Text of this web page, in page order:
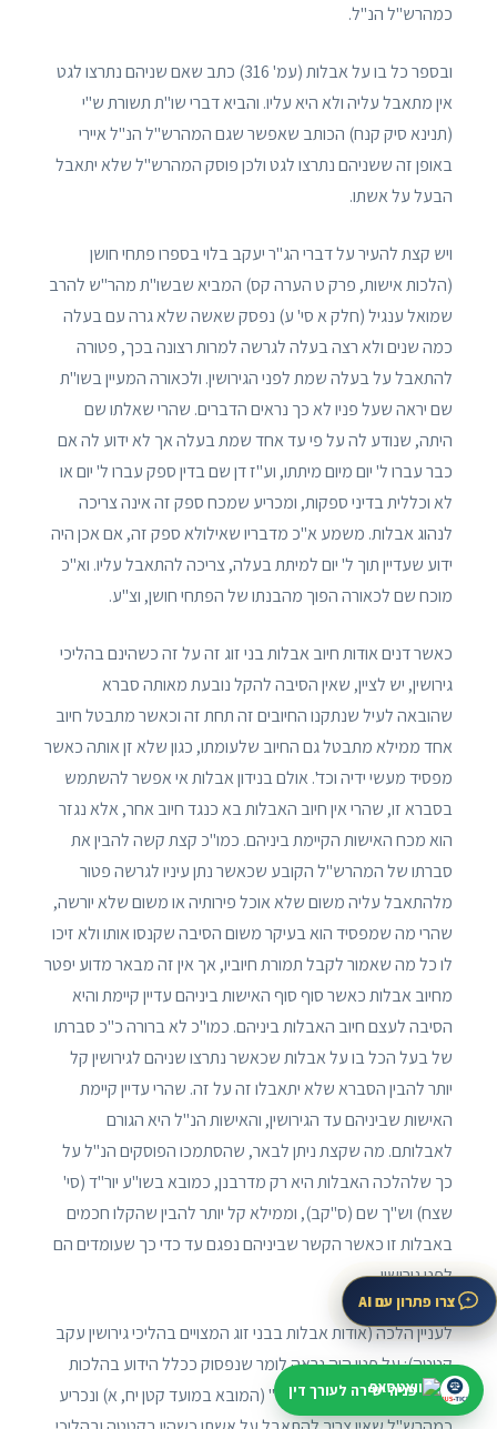
כמהרש"ל הנ"ל.
ובספר כל בו על אבלות (עמ' 316) כתב שאם שניהם נתרצו לגט
אין מתאבל עליה ולא היא עליו. והביא דברי שו"ת תשורת ש"י
(תנינא סיק קנח) הכותב שאפשר שגם המהרש"ל הנ"ל איירי
באופן זה ששניהם נתרצו לגט ולכן פוסק המהרש"ל שלא יתאבל
הבעל על אשתו.
ויש קצת להעיר על דברי הג"ר יעקב בלוי בספרו פתחי חושן
(הלכות אישות, פרק ט הערה קס) המביא שבשו"ת מהר"ש להרב
שמואל ענגיל (חלק א סי' ע) נפסק שאשה שלא גרה עם בעלה
כמה שנים ולא רצה בעלה לגרשה למרות רצונה בכך, פטורה
להתאבל על בעלה שמת לפני הגירושין. ולכאורה המעיין בשו"ת
שם יראה שעל פניו לא כך נראים הדברים. שהרי שאלתו שם
היתה, שנודע לה על פי עד אחד שמת בעלה אך לא ידוע לה אם
כבר עברו ל' יום מיום מיתתו, וע"ז דן שם בדין ספק עברו ל' יום או
לא וכללית בדיני ספקות, ומכריע שמכח ספק זה אינה צריכה
לנהוג אבלות. משמע א"כ מדבריו שאילולא ספק זה, אם אכן היה
ידוע שעדיין תוך ל' יום למיתת בעלה, צריכה להתאבל עליו. וא"כ
מוכח שם לכאורה הפוך מהבנתו של הפתחי חושן, וצ"ע.
כאשר דנים אודות חיוב אבלות בני זוג זה על זה כשהינם בהליכי
גירושין, יש לציין, שאין הסיבה להקל נובעת מאותה סברא
שהובאה לעיל שנתקנו החיובים זה תחת זה וכאשר מתבטל חיוב
אחד ממילא מתבטל גם החיוב שלעומתו, כגון שלא זן אותה כאשר
מפסיד מעשי ידיה וכד'. אולם בנידון אבלות אי אפשר להשתמש
בסברא זו, שהרי אין חיוב האבלות בא כנגד חיוב אחר, אלא נגזר
הוא מכח האישות הקיימת ביניהם. כמו"כ קצת קשה להבין את
סברתו של המהרש"ל הקובע שכאשר נתן עיניו לגרשה פטור
מלהתאבל עליה משום שלא אוכל פירותיה או משום שלא יורשה,
שהרי מה שמפסיד הוא בעיקר משום הסיבה שקנסו אותו ולא זיכו
לו כל מה שאמור לקבל תמורת חיוביו, אך אין זה מבאר מדוע יפטר
מחיוב אבלות כאשר סוף סוף האישות ביניהם עדיין קיימת והיא
הסיבה לעצם חיוב האבלות ביניהם. כמו"כ לא ברורה כ"כ סברתו
של בעל הכל בו על אבלות שכאשר נתרצו שניהם לגירושין קל
יותר להבין הסברא שלא יתאבלו זה על זה. שהרי עדיין קיימת
האישות שביניהם עד הגירושין, והאישות הנ"ל היא הגורם
לאבלותם. מה שקצת ניתן לבאר, שהסתמכו הפוסקים הנ"ל על
כך שלהלכה האבלות היא רק מדרבנן, כמובא בשו"ע יור"ד (סי'
שצח) וש"ך שם (ס"קב), וממילא קל יותר להבין שהקלו חכמים
באבלות זו כאשר הקשר שביניהם נפגם עד כדי כך שעומדים הם
לפני גירושין.
לעניין הלכה (אודות אבלות בבני זוג המצויים בהליכי גירושין עקב
קטטה): על פניו היה נראה לומר שנפסוק ככלל הידוע בהלכות
אבלות "הלכה כמיקל באבל" (המובא במועד קטן יח, א) ונכריע
צרו פתרון עם AI
פניה ישירה לעורך דין